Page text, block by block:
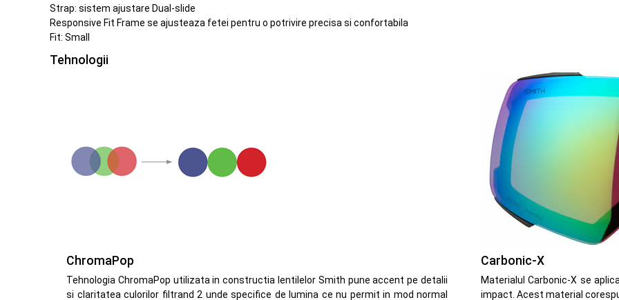
Strap: sistem ajustare Dual-slide
Responsive Fit Frame se ajusteaza fetei pentru o potrivire precisa si confortabila
Fit: Small
Tehnologii
ChromaPop
Tehnologia ChromaPop utilizata in constructia lentilelor Smith pune accent pe detalii
si claritatea culorilor filtrand 2 unde specifice de lumina ce nu permit in mod normal
Carbonic-X
Materialul Carbonic-X se
impact. Acest material